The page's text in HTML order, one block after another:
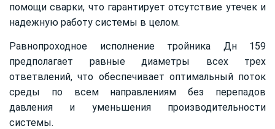
помощи сварки, что гарантирует отсутствие утечек и
надежную работу системы в целом.
Равнопроходное исполнение тройника Дн 159
предполагает равные диаметры всех трех
ответвлений, что обеспечивает оптимальный поток
среды по всем направлениям без перепадов
давления и уменьшения производительности
системы.